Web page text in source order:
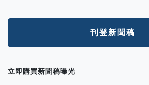
刊登新聞稿
立即購買新聞稿曝光